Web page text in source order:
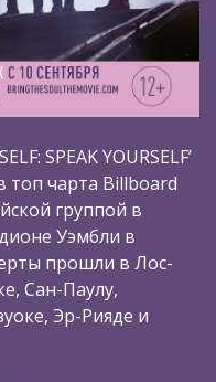
SPEAK YOURSELF’
топ чарта Billboard
группой в
Уэмбли в
прошли в Лос-
Сан-Паулу,
Эр-Рияде и